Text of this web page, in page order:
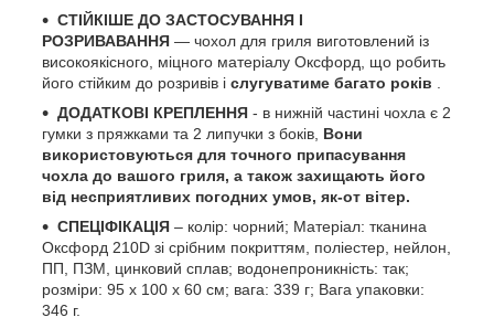
СТІЙКІШЕ ДО ЗАСТОСУВАННЯ І
РОЗРИВАВАННЯ — чохол для гриля виготовлений із
високоякісного, міцного матеріалу Оксфорд, що робить
його стійким до розривів і слугуватиме багато років
ДОДАТКОВІ КРЕПЛЕННЯ - в нижній частині чохла є 2
гумки з пряжками та 2 липучки з боків, Вони
використовуються для точного припасування
чохла до вашого гриля, а також захищають його
від несприятливих погодних умов, як-от вітер.
СПЕЦІФІКАЦІЯ – колір: чорний; Матеріал: тканина
Оксфорд 210D зі срібним покриттям, поліестер, нейлон,
ПП, ПЗМ, цинковий сплав; водонепроникність: так;
розміри: 95 x 100 x 60 см; вага: 339 г; Вага упаковки:
346 г.